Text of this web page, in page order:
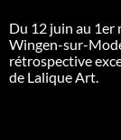
Du 12 juin au 1er
Wingen-sur-
rétrospective
de Lalique Art.